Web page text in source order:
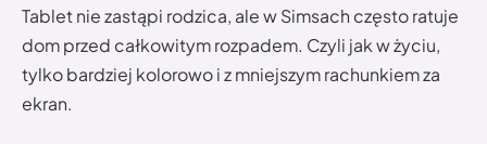
Tablet nie zastąpi rodzica, ale w Simsach często ratuje
dom przed całkowitym rozpadem. Czyli jak w życiu,
tylko bardziej kolorowo i z mniejszym rachunkiem za
ekran.